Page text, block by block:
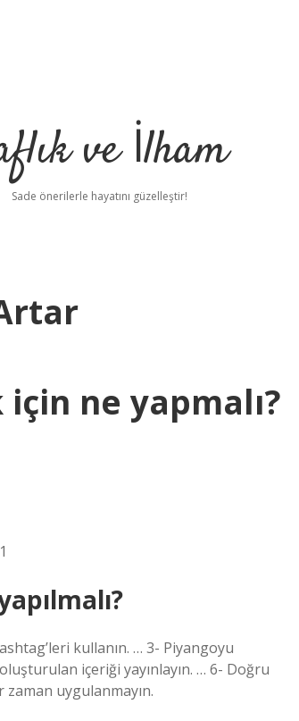
ve İlham
Sade önerilerle hayatını güzelleştir!
ne yapmalı?
kullanın. … 3- Piyangoyu
içeriği yayınlayın. … 6- Doğru
zaman uygulanmayın.